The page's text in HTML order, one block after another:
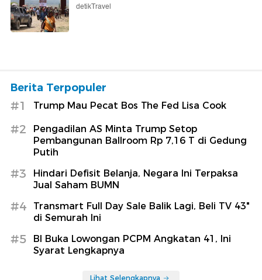
detikTravel
Berita Terpopuler
#1 Trump Mau Pecat Bos The Fed Lisa Cook
#2
Pengadilan AS Minta Trump Setop
Pembangunan Ballroom Rp 7,16 T di Gedung
Putih
#3
Hindari Defisit Belanja, Negara Ini Terpaksa
Jual Saham BUMN
#4
Transmart Full Day Sale Balik Lagi, Beli TV 43"
di Semurah Ini
#5
BI Buka Lowongan PCPM Angkatan 41, Ini
Syarat Lengkapnya
Lihat Selengkapnya